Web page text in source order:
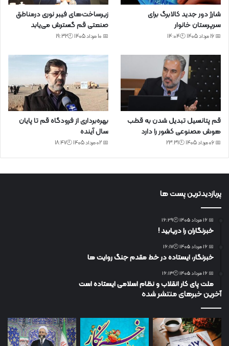
شارژ دور جدید کالابرگ برای
سرپرستان خانوار
📅 16 مرداد 1405 🕙14:04
زیرساخت‌های فیبر نوری درمناطق
صنعتی قم گسترش می‌یابد
📅 10 مرداد 1405 🕙19:32
قم پتانسیل تبدیل شدن به قطب
هوش مصنوعی کشور را دارد
📅 06 مرداد 1405 🕙23:31
بهره‌برداری از فرودگاه قم تا پایان
سال آینده
📅 02 مرداد 1405 🕙18:47
پربازدیدترین پست ها
📅 16 مرداد 1405 🕙16:29
خبرنگاران را دریابید !
📅 16 مرداد 1405 🕙16:17
خبرنگار، ایستاده در خط مقدم جنگ روایت ها
📅 16 مرداد 1405 🕙16:13
ملت پای کار انقلاب و نظام اسلامی ایستاده است
آخرین خبرهای منتشر شده